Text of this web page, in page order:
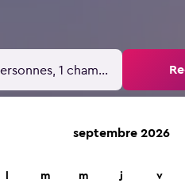
1 chambre
septembre 2026
m m j v